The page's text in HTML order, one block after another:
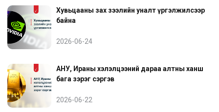
Хувьцааны зах зээлийн уналт үргэлжилсээр
байна
2026-06-24
АНУ, Ираны хэлэлцээний дараа алтны ханш
бага зэрэг сэргэв
2026-06-22